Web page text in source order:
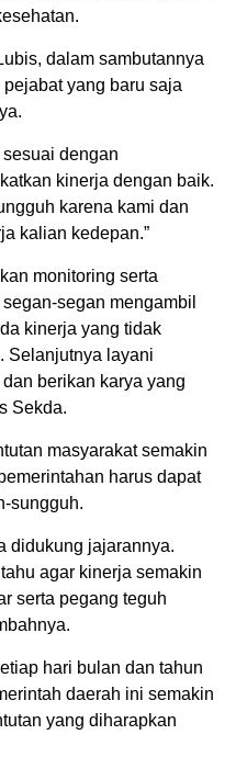
dalam sambutannya
yang baru saja
dengan
kinerja dengan baik.
karena kami dan
kalian kedepan.”
monitoring serta
segan mengambil
kinerja yang tidak
Selanjutnya layani
berikan karya yang
Sekda.
masyarakat semakin
harus dapat
sungguh.
didukung jajarannya.
agar kinerja semakin
serta pegang teguh
hari bulan dan tahun
daerah ini semakin
yang diharapkan